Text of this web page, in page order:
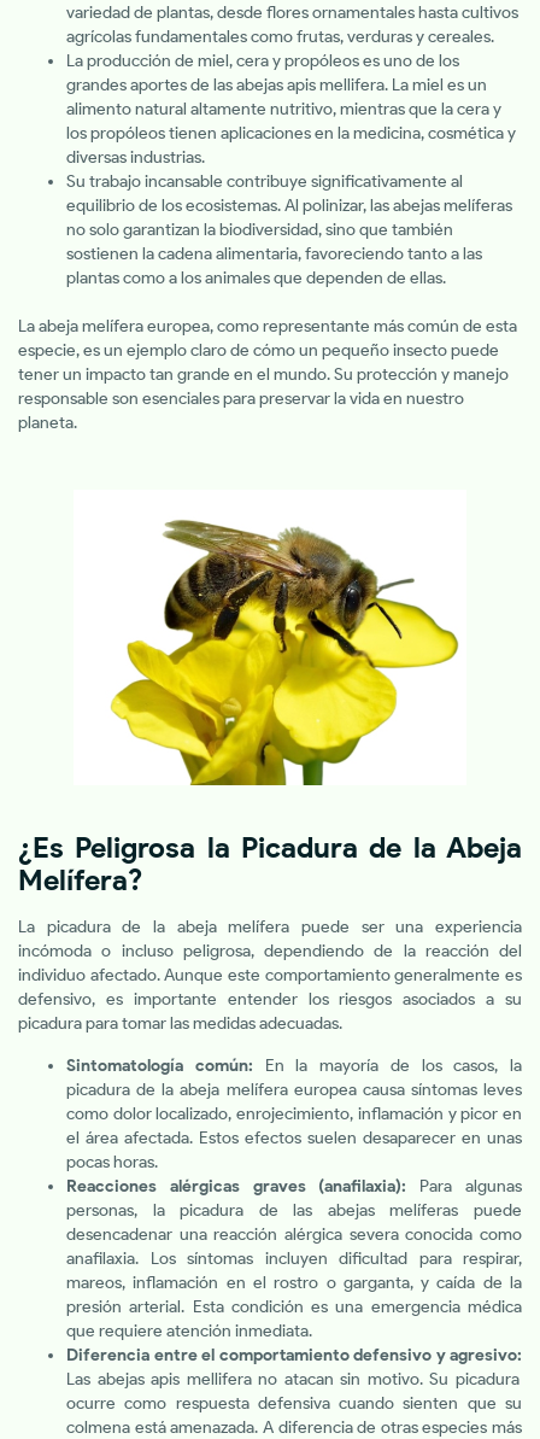
variedad de plantas, desde flores ornamentales hasta cultivos
agrícolas fundamentales como frutas, verduras y cereales.
La producción de miel, cera y propóleos es uno de los
grandes aportes de las abejas apis mellifera. La miel es un
alimento natural altamente nutritivo, mientras que la cera y
los propóleos tienen aplicaciones en la medicina, cosmética y
diversas industrias.
Su trabajo incansable contribuye significativamente al
equilibrio de los ecosistemas. Al polinizar, las abejas melíferas
no solo garantizan la biodiversidad, sino que también
sostienen la cadena alimentaria, favoreciendo tanto a las
plantas como a los animales que dependen de ellas.
La abeja melífera europea, como representante más común de esta
especie, es un ejemplo claro de cómo un pequeño insecto puede
tener un impacto tan grande en el mundo. Su protección y manejo
responsable son esenciales para preservar la vida en nuestro
planeta.
¿Es Peligrosa la Picadura de la Abeja
Melífera?
La picadura de la abeja melífera puede ser una experiencia
incómoda o incluso peligrosa, dependiendo de la reacción del
individuo afectado. Aunque este comportamiento generalmente es
defensivo, es importante entender los riesgos asociados a su
picadura para tomar las medidas adecuadas.
Sintomatología común: En la mayoría de los casos, la
picadura de la abeja melífera europea causa síntomas leves
como dolor localizado, enrojecimiento, inflamación y picor en
el área afectada. Estos efectos suelen desaparecer en unas
pocas horas.
Reacciones alérgicas graves (anafilaxia): Para algunas
personas, la picadura de las abejas melíferas puede
desencadenar una reacción alérgica severa conocida como
anafilaxia. Los síntomas incluyen dificultad para respirar,
mareos, inflamación en el rostro o garganta, y caída de la
presión arterial. Esta condición es una emergencia médica
que requiere atención inmediata.
Diferencia entre el comportamiento defensivo y agresivo:
Las abejas apis mellifera no atacan sin motivo. Su picadura
ocurre como respuesta defensiva cuando sienten que su
colmena está amenazada. A diferencia de otras especies más